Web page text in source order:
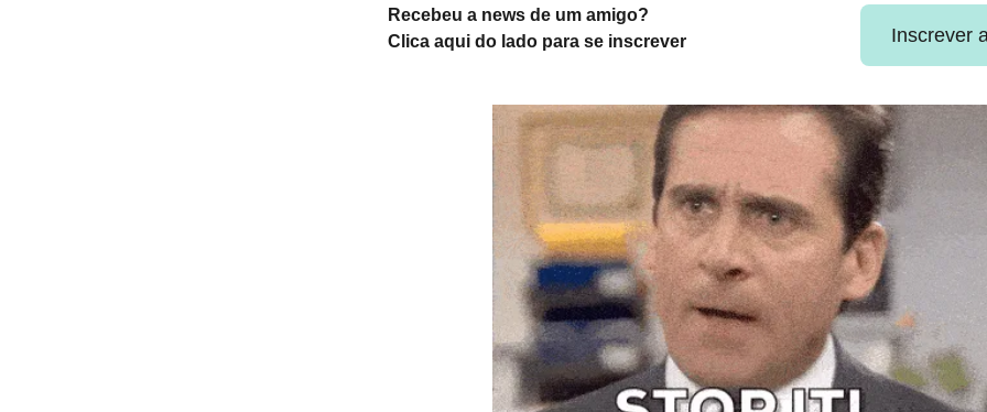
Recebeu a news de um amigo?
Clica aqui do lado para se inscrever
Inscrever